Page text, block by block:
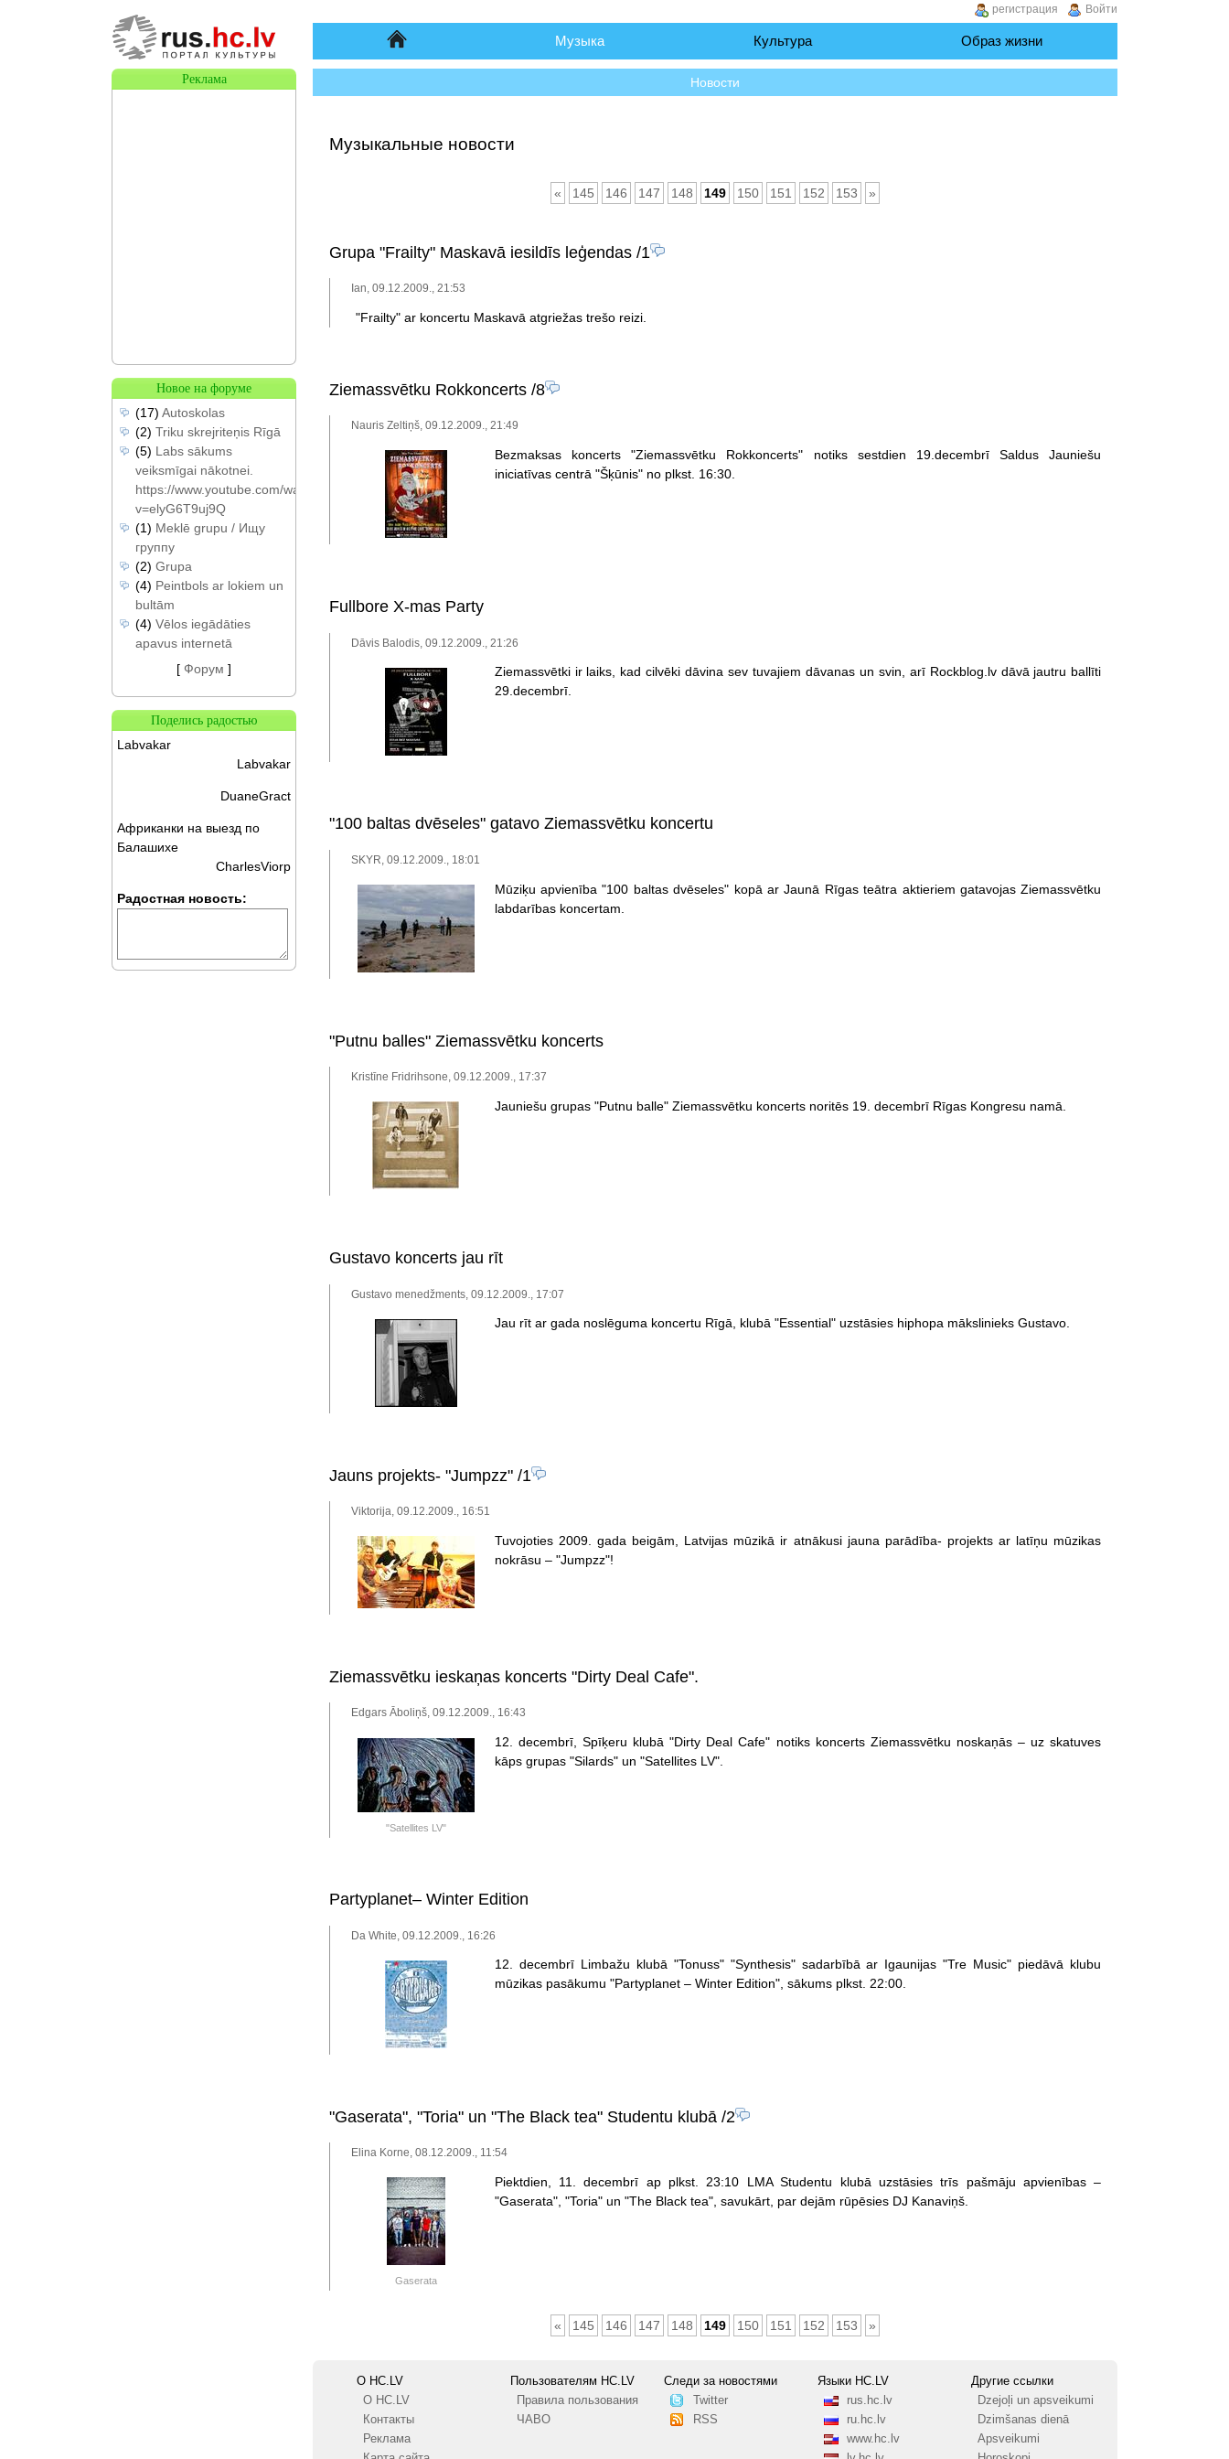
Начало Музыка Культура Образ жизни
Новости
Музыкальные новости
« 145 146 147 148 149 150 151 152 153 »
Grupa "Frailty" Maskavā iesildīs leģendas/1
Ian, 09.12.2009., 21:53
"Frailty" ar koncertu Maskavā atgriežas trešo reizi.
Ziemassvētku Rokkoncerts/8
Nauris Zeltiņš, 09.12.2009., 21:49
Bezmaksas koncerts "Ziemassvētku Rokkoncerts" notiks sestdien 19.decembrī Saldus Jauniešu
iniciatīvas centrā "Šķūnis" no plkst. 16:30.
Fullbore X-mas Party
Dāvis Balodis, 09.12.2009., 21:26
Ziemassvētki ir laiks, kad cilvēki dāvina sev tuvajiem dāvanas un svin, arī Rockblog.lv dāvā jautru ballīti
29.decembrī.
"100 baltas dvēseles" gatavo Ziemassvētku koncertu
SKYR, 09.12.2009., 18:01
Mūziķu apvienība "100 baltas dvēseles" kopā ar Jaunā Rīgas teātra aktieriem gatavojas Ziemassvētku
labdarības koncertam.
"Putnu balles" Ziemassvētku koncerts
Kristīne Fridrihsone, 09.12.2009., 17:37
Jauniešu grupas "Putnu balle" Ziemassvētku koncerts noritēs 19. decembrī Rīgas Kongresu namā.
Gustavo koncerts jau rīt
Gustavo menedžments, 09.12.2009., 17:07
Jau rīt ar gada noslēguma koncertu Rīgā, klubā "Essential" uzstāsies hiphopa mākslinieks Gustavo.
Jauns projekts- "Jumpzz"/1
Viktorija, 09.12.2009., 16:51
Tuvojoties 2009. gada beigām, Latvijas mūzikā ir atnākusi jauna parādība- projekts ar latīņu mūzikas
nokrāsu – "Jumpzz"!
Ziemassvētku ieskaņas koncerts "Dirty Deal Cafe".
Edgars Āboliņš, 09.12.2009., 16:43
"Satellites LV"
12. decembrī, Spīķeru klubā "Dirty Deal Cafe" notiks koncerts Ziemassvētku noskaņās – uz skatuves
kāps grupas "Silards" un "Satellites LV".
Partyplanet– Winter Edition
Da White, 09.12.2009., 16:26
12. decembrī Limbažu klubā "Tonuss" "Synthesis" sadarbībā ar Igaunijas "Tre Music" piedāvā klubu
mūzikas pasākumu "Partyplanet – Winter Edition", sākums plkst. 22:00.
"Gaserata", "Toria" un "The Black tea" Studentu klubā/2
Elina Korne, 08.12.2009., 11:54
Gaserata
Piektdien, 11. decembrī ap plkst. 23:10 LMA Studentu klubā uzstāsies trīs pašmāju apvienības –
"Gaserata", "Toria" un "The Black tea", savukārt, par dejām rūpēsies DJ Kanaviņš.
« 145 146 147 148 149 150 151 152 153 »
О HC.LV
О HC.LV
Контакты
Реклама
Пользователям HC.LV
Правила пользования
ЧАВО
Следи за новостями
Twitter
RSS
Языки HC.LV
rus.hc.lv
ru.hc.lv
www.hc.lv
Другие ссылки
Dzejoļi un apsveikumi
Dzimšanas dienā
Apsveikumi
Реклама
Новое на форуме
(17) Autoskolas
(2) Triku skrejriteņis Rīgā
(5) Labs sākums
veiksmīgai nākotnei.
https://www.youtube.com/watch?
v=elyG6T9uj9Q
(1) Meklē grupu / Ищу
группу
(2) Grupa
(4) Peintbols ar lokiem un
bultām
(4) Vēlos iegādāties
apavus internetā
[ Форум ]
Поделись радостью
Labvakar
Labvakar
DuaneGract
Африканки на выезд по
Балашихе
CharlesViorp
Радостная новость:
Войти
регистрация